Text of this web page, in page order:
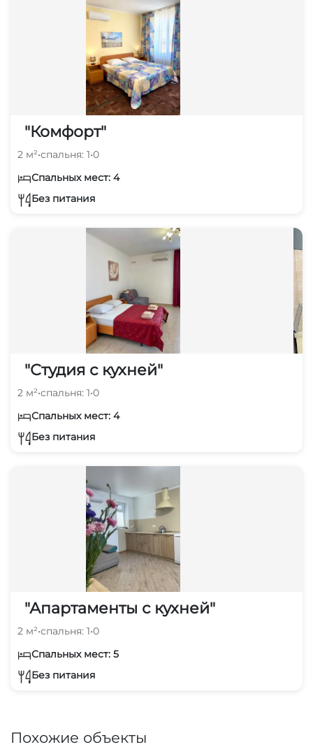
"Комфорт"
2 м²•спальня: 1•0
Спальных мест: 4
Без питания
"Студия с кухней"
2 м²•спальня: 1•0
Спальных мест: 4
Без питания
"Апартаменты с кухней"
2 м²•спальня: 1•0
Спальных мест: 5
Без питания
Похожие объекты